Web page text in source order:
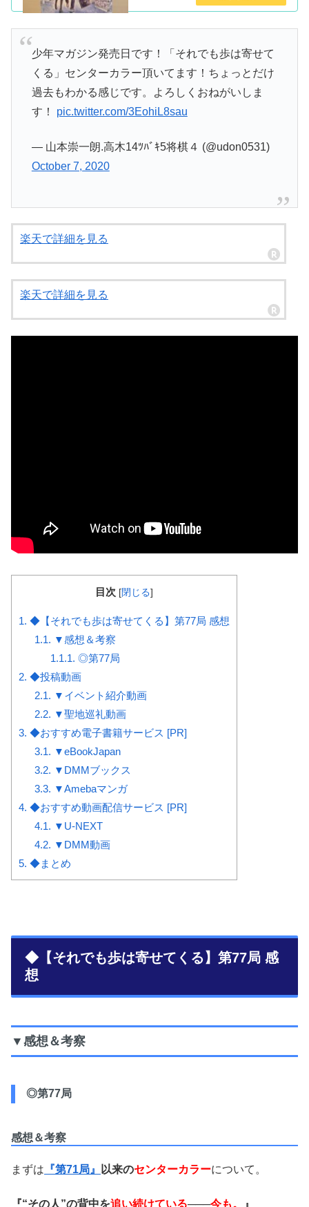
少年マガジン発売日です！「それでも歩は寄せて
くる」センターカラー頂いてます！ちょっとだけ
過去もわかる感じです。よろしくおねがいしま
す！ pic.twitter.com/3EohiL8sau
— 山本崇一朗.高木14ﾂﾊﾞｷ5将棋４ (@udon0531)
October 7, 2020
楽天で詳細を見る
楽天で詳細を見る
目次 [閉じる]
1. ◆【それでも歩は寄せてくる】第77局 感想
1.1. ▼感想＆考察
1.1.1. ◎第77局
2. ◆投稿動画
2.1. ▼イベント紹介動画
2.2. ▼聖地巡礼動画
3. ◆おすすめ電子書籍サービス [PR]
3.1. ▼eBookJapan
3.2. ▼DMMブックス
3.3. ▼Amebaマンガ
4. ◆おすすめ動画配信サービス [PR]
4.1. ▼U-NEXT
4.2. ▼DMM動画
5. ◆まとめ
◆【それでも歩は寄せてくる】第77局 感
想
▼感想＆考察
◎第77局
感想＆考察
まずは 『第71局』 以来のセンターカラーについて。
『“その人”の背中を追い続けている───今も。 』